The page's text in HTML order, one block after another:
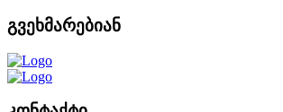
გვეხმარებიან